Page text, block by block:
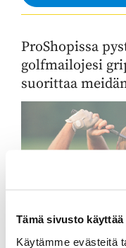
Tämä sivusto käyttää
Käytämme evästeitä
ProShopissa
golfmailojesi
suorittaa